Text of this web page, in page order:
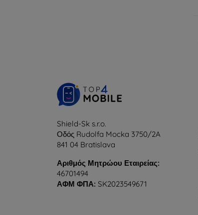
Shield-Sk s.r.o.
Οδός Rudolfa Mocka 3750/2A
841 04 Bratislava
Αριθμός Μητρώου Εταιρείας:
46701494
ΑΦΜ ΦΠΑ: SK2023549671